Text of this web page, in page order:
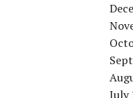
July